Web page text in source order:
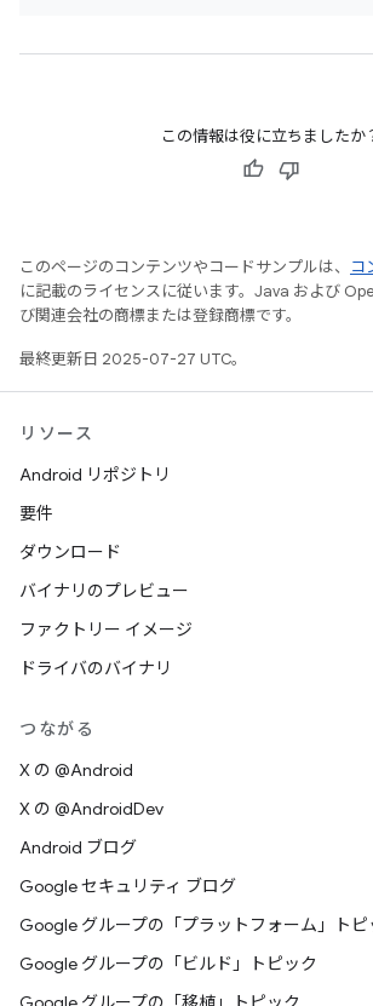
この情報は役に立ちましたか
このページのコンテンツやコードサンプルは、
コ
に記載のライセンスに従います。Java および
び関連会社の商標または登録商標です。
最終更新日 2025-07-27 UTC。
リソース
Android リポジトリ
要件
ダウンロード
バイナリのプレビュー
ファクトリー イメージ
ドライバのバイナリ
つながる
X の @Android
X の @AndroidDev
Android ブログ
Google セキュリティ ブログ
Google グループの「プラットフォーム」トピ
Google グループの「ビルド」トピック